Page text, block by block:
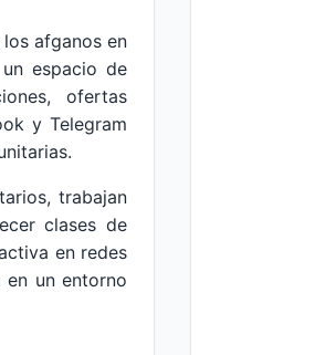
afganos en
espacio de
ofertas
y Telegram
trabajan
clases de
en redes
un entorno